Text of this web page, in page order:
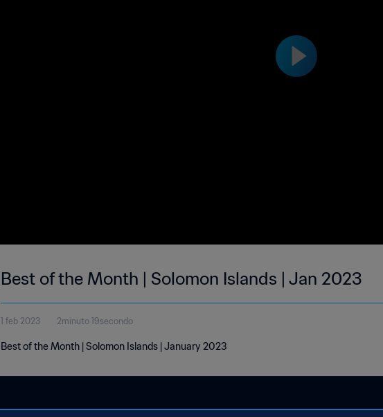
Best of the Month | Solomon Islands | Jan 2023
1 feb 2023 2minuto 19secondo
Best of the Month | Solomon Islands | January 2023